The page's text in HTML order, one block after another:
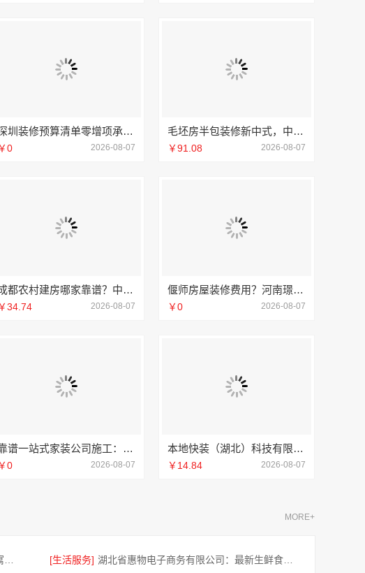
深圳装修预算清单零增项承诺，广东鼎饰空间装饰工程有限公司
￥0 2026-08-07
毛坯房半包装修新中式，中蓝建投精工细作
￥91.08 2026-08-07
成都农村建房哪家靠谱？中蓝建投四川专业省心
￥34.74 2026-08-07
偃师房屋装修费用？河南璟臻环保建材有限公司无隐形消费
￥0 2026-08-07
靠谱一站式家装公司施工：南通宏域全宅装饰建材有限公司交付
￥0 2026-08-07
本地快装（湖北）科技有限公司 江汉省事家装老房翻新，本地团队速响应
￥14.84 2026-08-07
MORE+
[生活服务]